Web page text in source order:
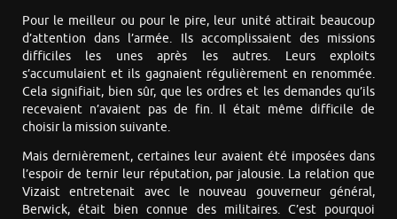
Pour le meilleur ou pour le pire, leur unité attirait beaucoup
d’attention dans l’armée. Ils accomplissaient des missions
difficiles les unes après les autres. Leurs exploits
s’accumulaient et ils gagnaient régulièrement en renommée.
Cela signifiait, bien sûr, que les ordres et les demandes qu’ils
recevaient n’avaient pas de fin. Il était même difficile de
choisir la mission suivante.
Mais dernièrement, certaines leur avaient été imposées dans
l’espoir de ternir leur réputation, par jalousie. La relation que
Vizaist entretenait avec le nouveau gouverneur général,
Berwick, était bien connue des militaires. C’est pourquoi